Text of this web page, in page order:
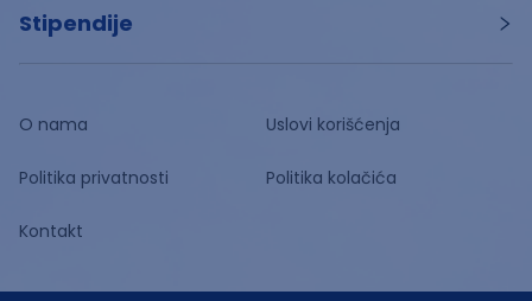
Stipendije
O nama Uslovi korišćenja
Politika privatnosti Politika kolačića
Kontakt